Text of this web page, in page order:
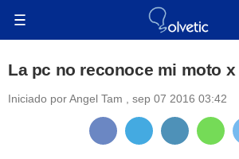
La pc no reconoce mi moto x
Iniciado porAngel Tam sep 07 2016 03:42